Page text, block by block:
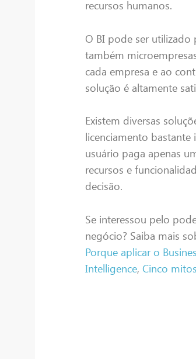
recursos humanos.
O BI pode ser
também
cada empresa e ao
solução é altamente
Existem diversas
licenciamento bastante
usuário paga apenas
recursos e
decisão.
Se interessou pelo
negócio? Saiba mais
Porque aplicar o
Intelligence,Cinco